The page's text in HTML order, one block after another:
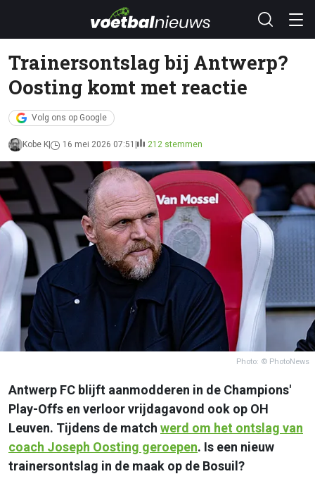
Trainersontslag bij Antwerp?
Oosting komt met reactie
Volg ons op Google
Kobe K 16 mei 2026 07:51 212 stemmen
Photo: © PhotoNews
Antwerp FC blijft aanmodderen in de Champions'
Play-Offs en verloor vrijdagavond ook op OH
Leuven. Tijdens de match werd om het ontslag van
coach Joseph Oosting geroepen. Is een nieuw
trainersontslag in de maak op de Bosuil?